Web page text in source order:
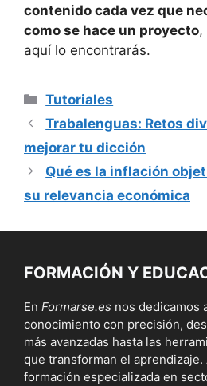
contenido cada vez que
como se hace un proyecto,
aquí lo encontrarás.
Categorías
Tutoriales
Trabalenguas: Retos
mejorar tu dicción
Qué es la inflación
su relevancia económica
FORMACIÓN Y
En Formarse.es nos dedicamos
conocimiento con precisión,
más avanzadas hasta las
que transforman el
formación especializada en